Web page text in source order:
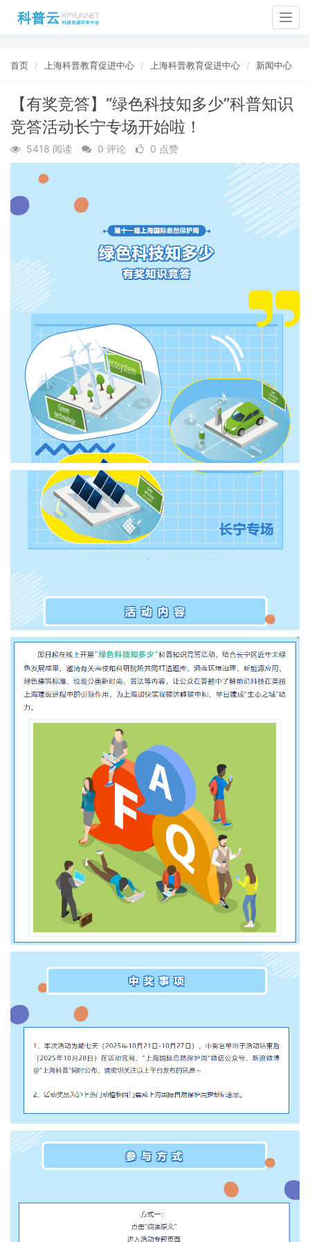
首页 上海科普教育促进中心 上海科普教育促进中心 新闻中心
【有奖竞答】“绿色科技知多少”科普知识
竞答活动长宁专场开始啦！
5418 阅读 0 评论 0 点赞